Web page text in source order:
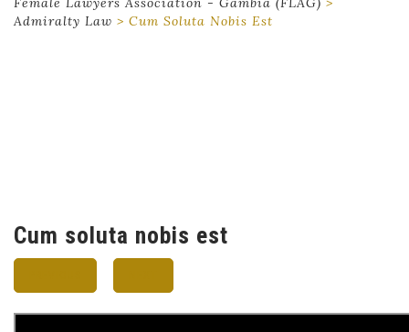
Admiralty Law > Cum Soluta Nobis Est
Cum soluta nobis est